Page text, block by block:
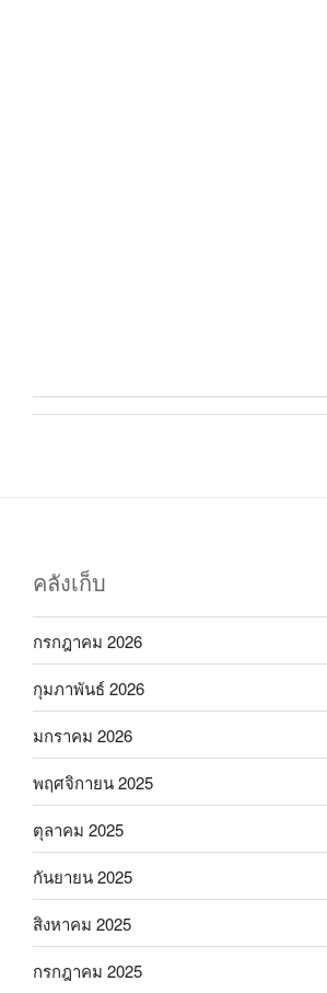
คลังเก็บ
กรกฎาคม 2026
กุมภาพันธ์ 2026
มกราคม 2026
พฤศจิกายน 2025
ตุลาคม 2025
กันยายน 2025
สิงหาคม 2025
กรกฎาคม 2025